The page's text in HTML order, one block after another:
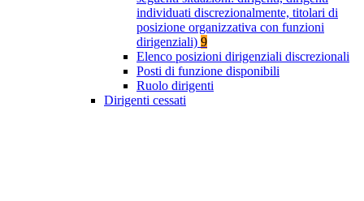
individuati discrezionalmente, titolari di
posizione organizzativa con funzioni
dirigenziali) 9
Elenco posizioni dirigenziali discrezionali
Posti di funzione disponibili
Ruolo dirigenti
Dirigenti cessati